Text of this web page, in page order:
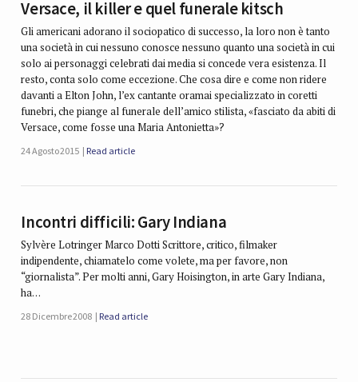
Versace, il killer e quel funerale kitsch
Gli americani adorano il sociopatico di successo, la loro non è tanto
una società in cui nessuno conosce nessuno quanto una società in cui
solo ai personaggi celebrati dai media si concede vera esistenza. Il
resto, conta solo come eccezione. Che cosa dire e come non ridere
davanti a Elton John, l’ex cantante oramai specializzato in coretti
funebri, che piange al funerale dell’amico stilista, «fasciato da abiti di
Versace, come fosse una Maria Antonietta»?
24 Agosto 2015 Read article
Incontri difficili: Gary Indiana
Sylvère Lotringer Marco Dotti Scrittore, critico, filmaker
indipendente, chiamatelo come volete, ma per favore, non
“giornalista”. Per molti anni, Gary Hoisington, in arte Gary Indiana,
ha…
28 Dicembre 2008 Read article